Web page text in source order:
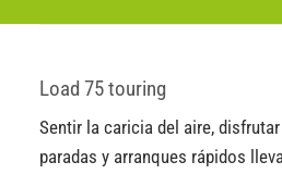
Load 75 touring
Sentir la caricia del aire,
paradas y arranques rápidos